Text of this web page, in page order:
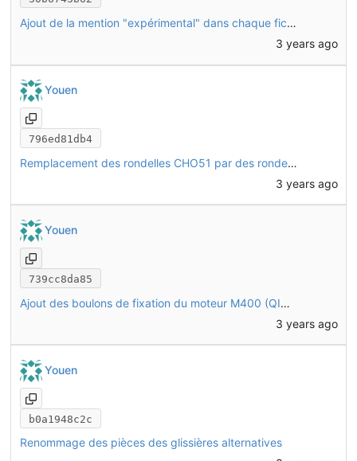
Ajout de la mention "expérimental" dans chaque fichier de pièce qui ne fait pas partie de la v1.0.0
3 years ago
Youen
796ed81db4
Remplacement des rondelles CHO51 par des rondelles standards (QIN12)
3 years ago
Youen
739cc8da85
Ajout des boulons de fixation du moteur M400 (QIN15/QIN16)
3 years ago
Youen
b0a1948c2c
Renommage des pièces des glissières alternatives